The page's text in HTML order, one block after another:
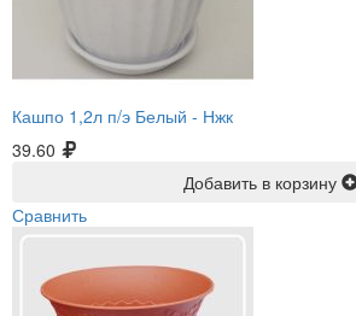
Кашпо 1,2л п/э Белый - Нжк
39.60
Добавить в корзину
Сравнить